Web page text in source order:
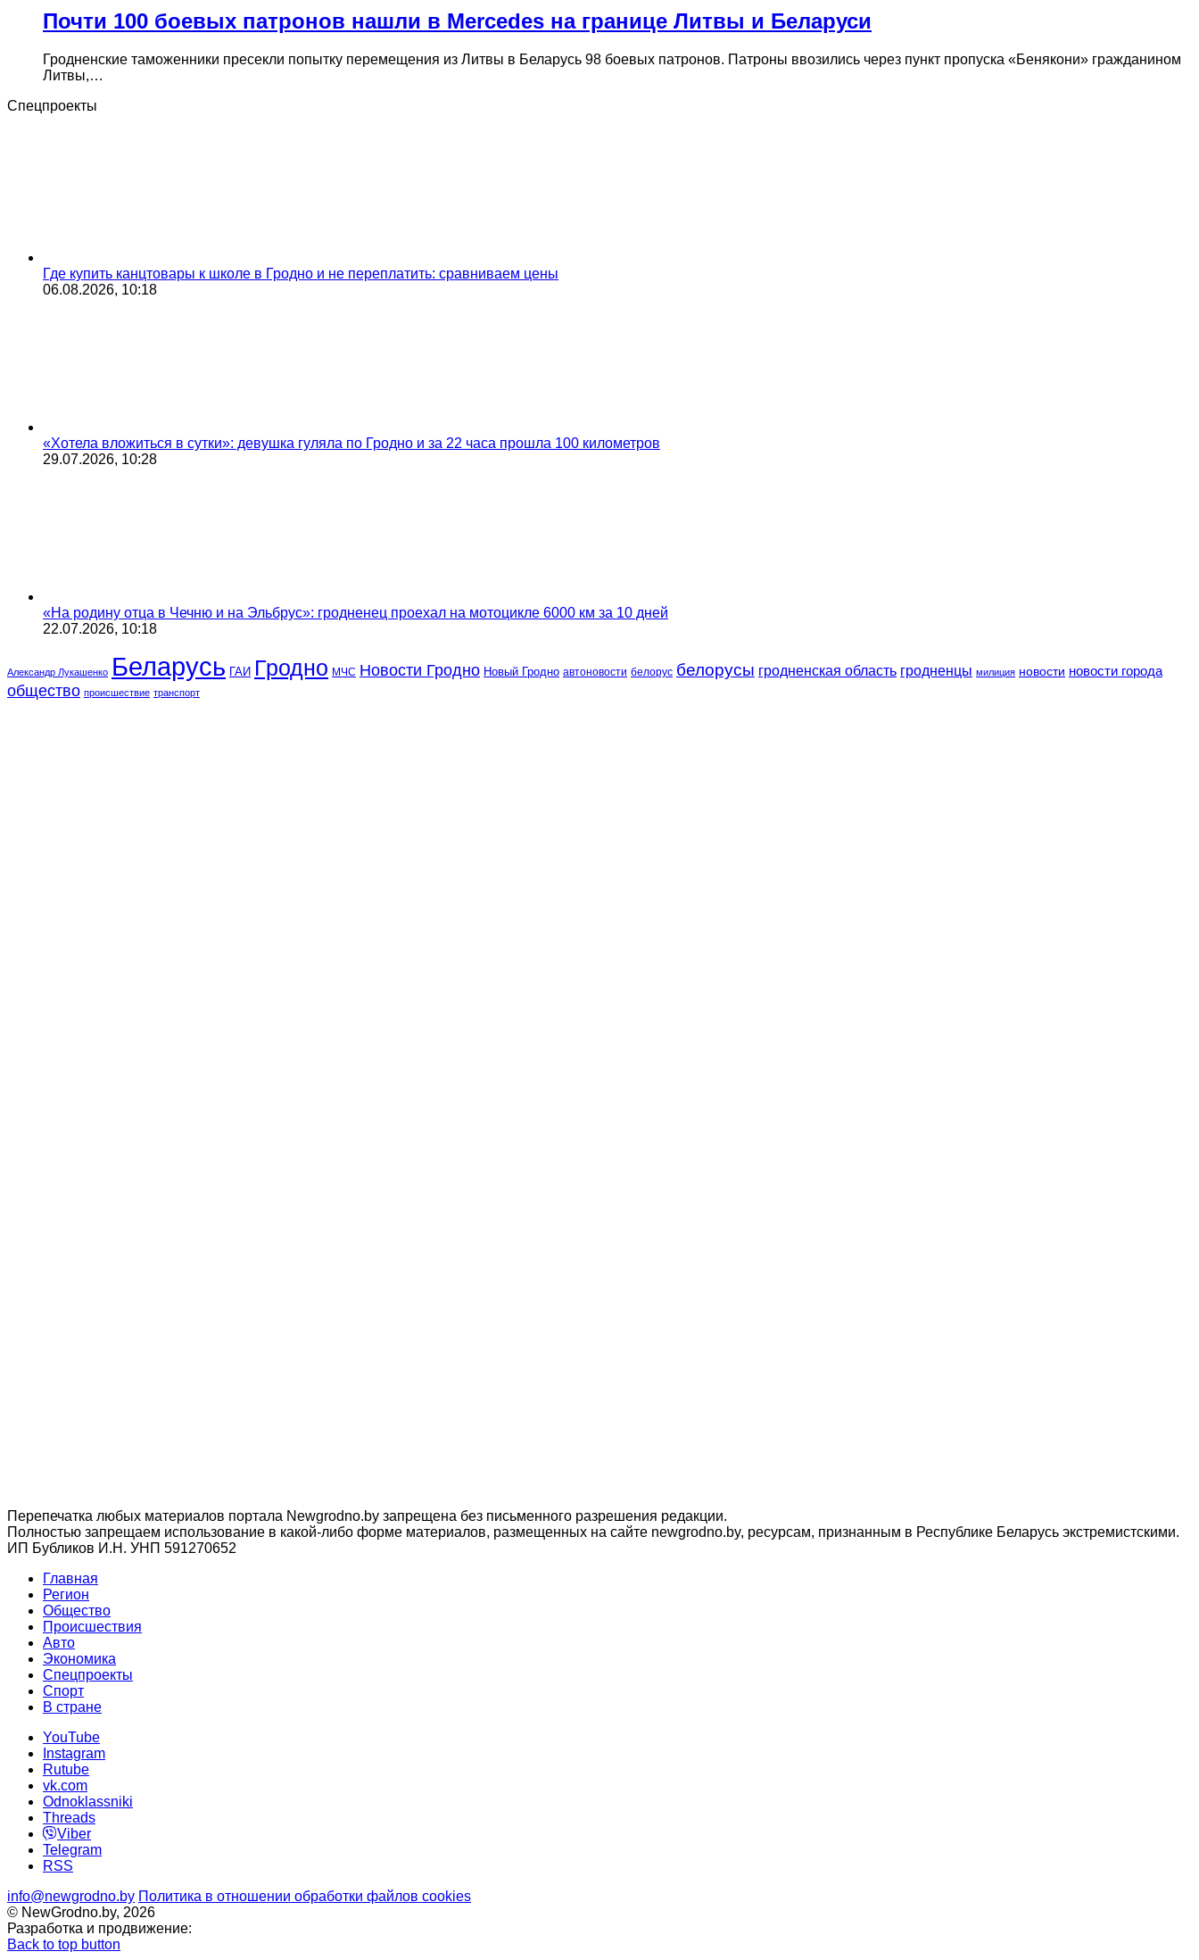
Почти 100 боевых патронов нашли в Mercedes на границе Литвы и Беларуси
Гродненские таможенники пресекли попытку перемещения из Литвы в Беларусь 98 боевых патронов. Патроны ввозились через пункт пропуска «Бенякони» гражданином
Литвы,…
Спецпроекты
Где купить канцтовары к школе в Гродно и не переплатить: сравниваем цены
06.08.2026, 10:18
«Хотела вложиться в сутки»: девушка гуляла по Гродно и за 22 часа прошла 100 километров
29.07.2026, 10:28
«На родину отца в Чечню и на Эльбрус»: гродненец проехал на мотоцикле 6000 км за 10 дней
22.07.2026, 10:18
Александр Лукашенко Беларусь ГАИ Гродно МЧС Новости Гродно Новый Гродно автоновости белорус белорусы гродненская область гродненцы милиция новости новости города
общество происшествие транспорт
Перепечатка любых материалов портала Newgrodno.by запрещена без письменного разрешения редакции.
Полностью запрещаем использование в какой-либо форме материалов, размещенных на сайте newgrodno.by, ресурсам, признанным в Республике Беларусь экстремистскими.
ИП Бубликов И.Н. УНП 591270652
Главная
Регион
Общество
Происшествия
Авто
Экономика
Спецпроекты
Cпорт
В стране
YouTube
Instagram
Rutube
vk.com
Odnoklassniki
Threads
Viber
Telegram
RSS
info@newgrodno.by Политика в отношении обработки файлов cookies
© NewGrodno.by, 2026
Разработка и продвижение:
Back to top button